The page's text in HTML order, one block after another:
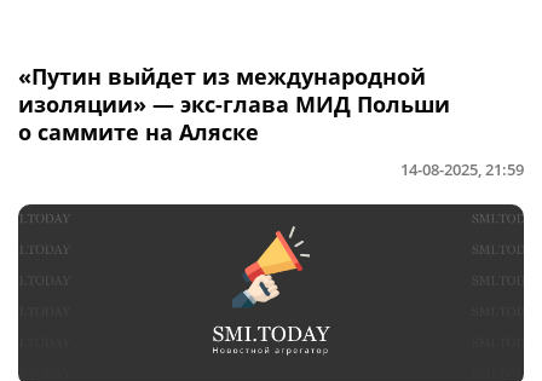
«Путин выйдет из международной
изоляции» — экс-глава МИД Польши
о саммите на Аляске
14-08-2025, 21:59